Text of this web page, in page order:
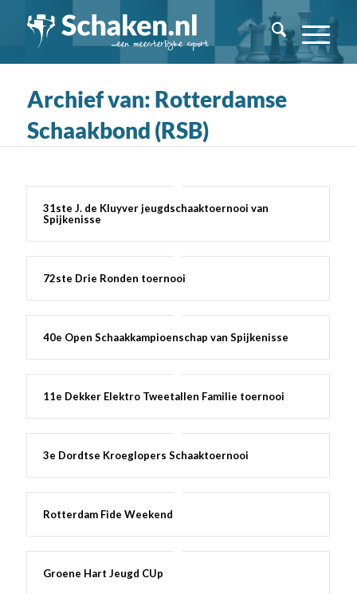
Archief van: Rotterdamse
Schaakbond (RSB)
31ste J. de Kluyver jeugdschaaktoernooi van
Spijkenisse
72ste Drie Ronden toernooi
40e Open Schaakkampioenschap van Spijkenisse
11e Dekker Elektro Tweetallen Familie toernooi
3e Dordtse Kroeglopers Schaaktoernooi
Rotterdam Fide Weekend
Groene Hart Jeugd CUp